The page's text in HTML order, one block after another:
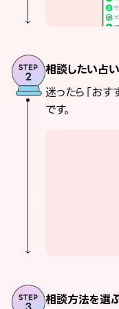
相談したい占
迷ったら「おす
です。
相談方法を選